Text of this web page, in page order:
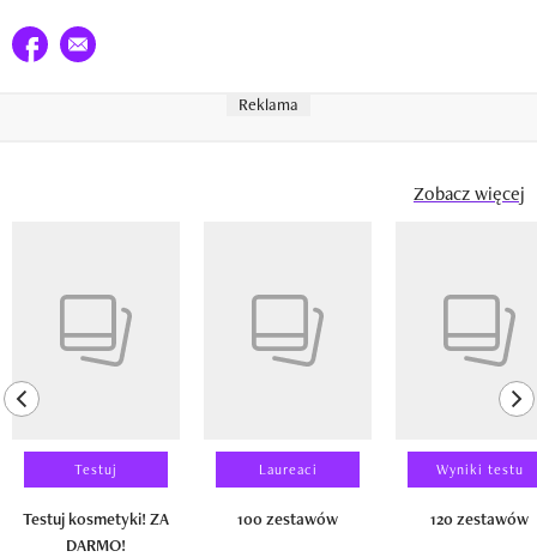
Udostępnij na facebook
E-mail do przyjaciela
Reklama
Zobacz więcej
previous element
Testuj
Testuj kosmetyki! ZA
DARMO!
Laureaci
100 zestawów
Wyniki testu
120 zestawów